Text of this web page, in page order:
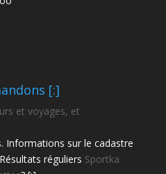
[:]
et voyages, et
Informations sur le cadastre
Résultats réguliers Sportka